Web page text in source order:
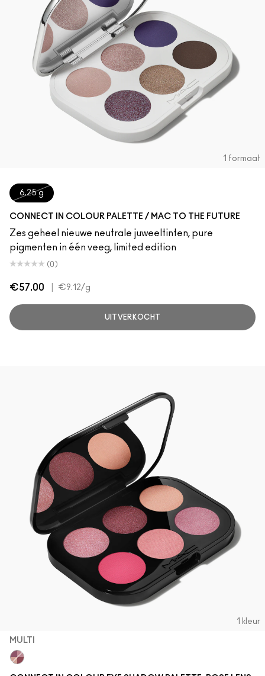
1 formaat
6.25 g
CONNECT IN COLOUR PALETTE / MAC TO THE FUTURE
Zes geheel nieuwe neutrale juweeltinten, pure
pigmenten in één veeg, limited edition
(0)
€57.00 €9.12/g
UITVERKOCHT
1 kleur
MULTI